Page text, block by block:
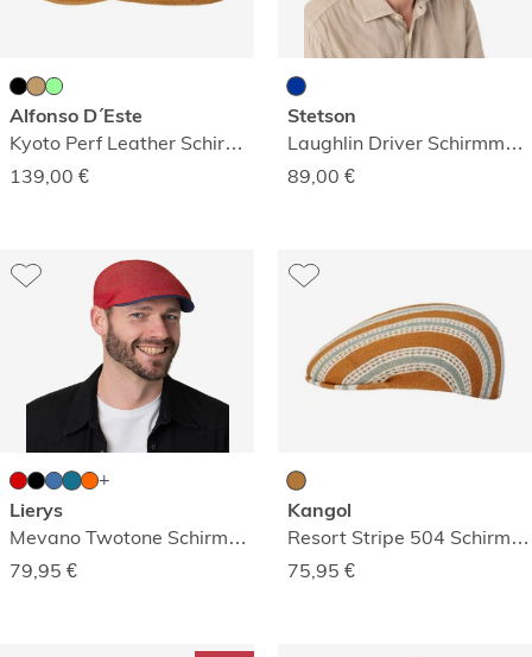
Alfonso D´Este
Kyoto Perf Leather Schirmmütze
139,00 €
Stetson
Laughlin Driver Schirmmütze
89,00 €
Lierys
Mevano Twotone Schirmmütze
79,95 €
Kangol
Resort Stripe 504 Schirmmütze
75,95 €